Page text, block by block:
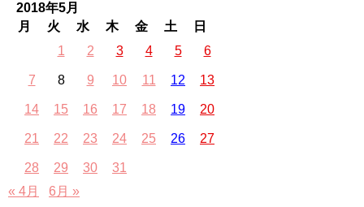
2018年5月
月
火 水 木 金 土
日
1
2 3 4 5 6
7 8 9 10 11 12 13
14 15 16 17 18 19 20
21 22 23 24 25 26 27
28 29 30
31
« 4月
6月 »